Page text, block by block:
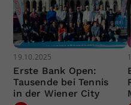
19.10.2025
Erste Bank Open:
Tausende bei Tennis
in der Wiener City